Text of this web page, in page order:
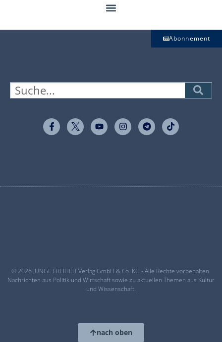
Abonnement
© 2026 JUNGE FREIHEIT Verlag GmbH & Co. KG - Alle Rechte vorbehalten.
Nachrichten aus Politik und Wirtschaft sowie zu aktuellen Themen aus Kultur
und Wissenschaft.
nach oben